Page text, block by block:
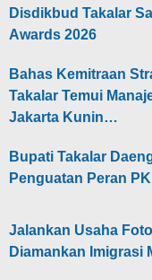
Disdikbud Takalar
Awards 2026
Bahas Kemitraan
Takalar Temui
Jakarta Kunin…
Bupati Takalar
Penguatan Peran
Jalankan Usaha
Diamankan Imigrasi